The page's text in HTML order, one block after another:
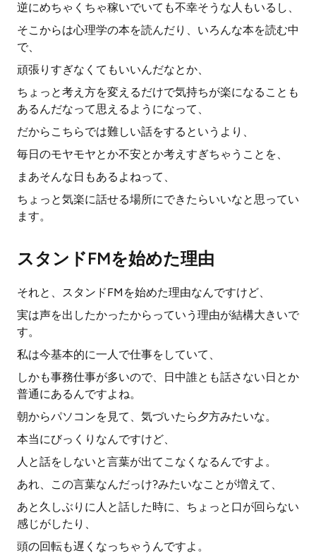
逆にめちゃくちゃ稼いでいても不幸そうな人もいるし、
そこからは心理学の本を読んだり、いろんな本を読む中
で、
頑張りすぎなくてもいいんだなとか、
ちょっと考え方を変えるだけで気持ちが楽になることも
あるんだなって思えるようになって、
だからこちらでは難しい話をするというより、
毎日のモヤモヤとか不安とか考えすぎちゃうことを、
まあそんな日もあるよねって、
ちょっと気楽に話せる場所にできたらいいなと思ってい
ます。
スタンドFMを始めた理由
それと、スタンドFMを始めた理由なんですけど、
実は声を出したかったからっていう理由が結構大きいで
す。
私は今基本的に一人で仕事をしていて、
しかも事務仕事が多いので、日中誰とも話さない日とか
普通にあるんですよね。
朝からパソコンを見て、気づいたら夕方みたいな。
本当にびっくりなんですけど、
人と話をしないと言葉が出てこなくなるんですよ。
あれ、この言葉なんだっけ?みたいなことが増えて、
あと久しぶりに人と話した時に、ちょっと口が回らない
感じがしたり、
頭の回転も遅くなっちゃうんですよ。